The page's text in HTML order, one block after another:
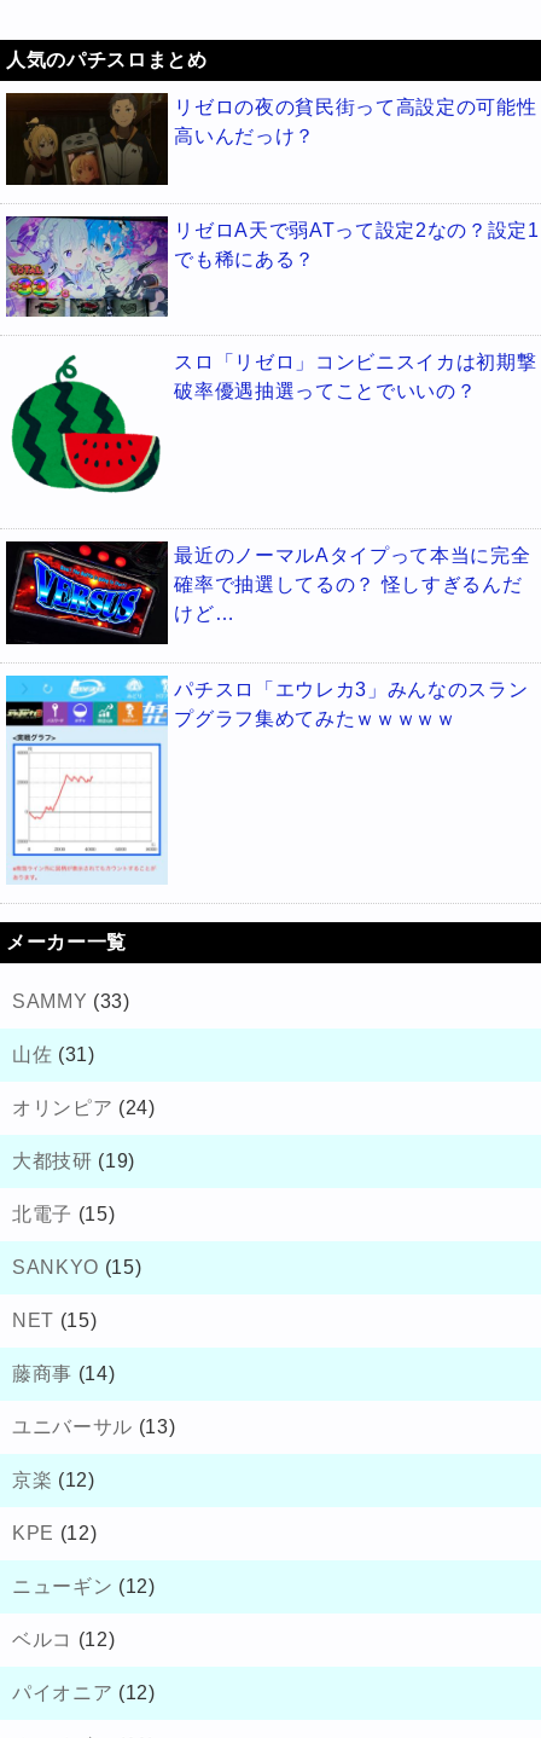
人気のパチスロまとめ
リゼロの夜の貧民街って高設定の可能性
高いんだっけ？
リゼロA天で弱ATって設定2なの？設定1
でも稀にある？
スロ「リゼロ」コンビニスイカは初期撃
破率優遇抽選ってことでいいの？
最近のノーマルAタイプって本当に完全
確率で抽選してるの？ 怪しすぎるんだ
けど…
パチスロ「エウレカ3」みんなのスラン
プグラフ集めてみたｗｗｗｗｗ
メーカー一覧
SAMMY (33)
山佐 (31)
オリンピア (24)
大都技研 (19)
北電子 (15)
SANKYO (15)
NET (15)
藤商事 (14)
ユニバーサル (13)
京楽 (12)
KPE (12)
ニューギン (12)
ベルコ (12)
パイオニア (12)